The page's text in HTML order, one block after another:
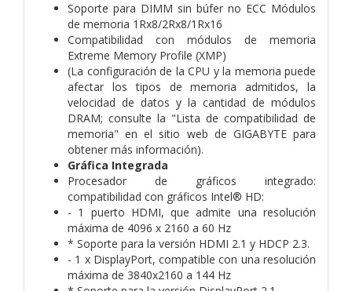
Soporte para DIMM sin búfer no ECC Módulos
de memoria 1Rx8/2Rx8/1Rx16
Compatibilidad con módulos de memoria
Extreme Memory Profile (XMP)
(La configuración de la CPU y la memoria puede
afectar los tipos de memoria admitidos, la
velocidad de datos y la cantidad de módulos
DRAM; consulte la "Lista de compatibilidad de
memoria" en el sitio web de GIGABYTE para
obtener más información).
Gráfica Integrada
Procesador de gráficos integrado:
compatibilidad con gráficos Intel® HD:
- 1 puerto HDMI, que admite una resolución
máxima de 4096 x 2160 a 60 Hz
* Soporte para la versión HDMI 2.1 y HDCP 2.3.
- 1 x DisplayPort, compatible con una resolución
máxima de 3840x2160 a 144 Hz